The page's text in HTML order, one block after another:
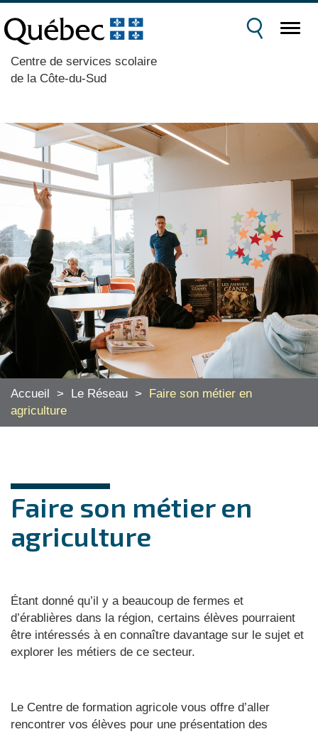
Centre de services scolaire
de la Côte-du-Sud
Accueil > Le Réseau >
Faire son métier en
agriculture
Faire son métier en
agriculture
Étant donné qu’il y a beaucoup de fermes et
d’érablières dans la région, certains élèves pourraient
être intéressés à en connaître davantage sur le sujet et
explorer les métiers de ce secteur.
Le Centre de formation agricole vous offre d’aller
rencontrer vos élèves pour une présentation des